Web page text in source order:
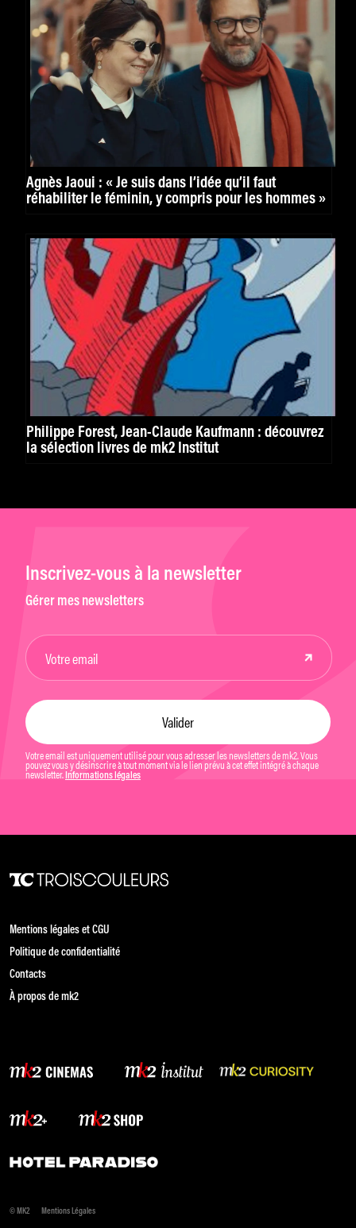
Agnès Jaoui : « Je suis dans l’idée qu’il faut
réhabiliter le féminin, y compris pour les hommes »
Philippe Forest, Jean-Claude Kaufmann : découvrez
la sélection livres de mk2 Institut
Inscrivez-vous à la newsletter
Gérer mes newsletters
Votre email est uniquement utilisé pour vous adresser les newsletters de mk2. Vous
pouvez vous y désinscrire à tout moment via le lien prévu à cet effet intégré à chaque
newsletter. Informations légales
Mentions légales et CGU
Politique de confidentialité
Contacts
À propos de mk2
© MK2 Mentions Légales